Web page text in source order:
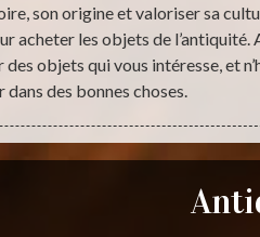
son origine et valoriser sa
acheter les objets de l’antiquité.
objets qui vous intéresse, et
dans des bonnes choses.